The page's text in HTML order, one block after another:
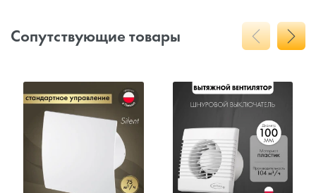
Сопутствующие товары